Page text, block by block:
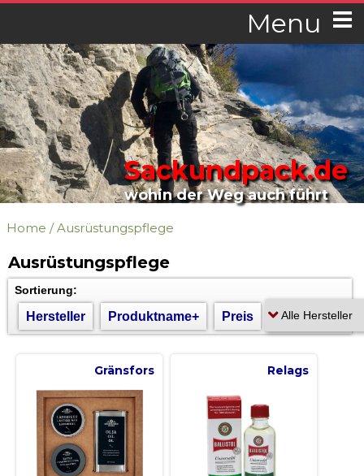
Menu
Sackundpack.de
wohin der Weg auch führt
Home /Ausrüstungspflege
Ausrüstungspflege
Sortierung:
Hersteller Produktname+ Preis
Gränsfors Relags